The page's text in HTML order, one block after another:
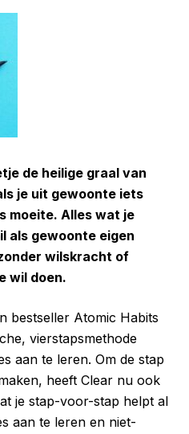
de heilige graal van
je uit gewoonte iets
moeite. Alles wat je
als gewoonte eigen
wilskracht of
wil doen.
bestseller Atomic Habits
vierstapsmethode
aan te leren. Om de stap
heeft Clear nu ook
je stap-voor-stap helpt al
aan te leren en niet-